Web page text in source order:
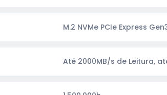
M.2 NVMe PCIe Express
Até 2000MB/s de Leitura,